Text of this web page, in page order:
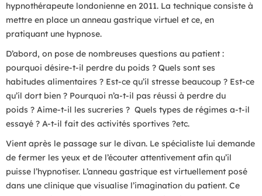
hypnothérapeute londonienne en 2011. La technique consiste à
mettre en place un anneau gastrique virtuel et ce, en
pratiquant une hypnose.
D’abord, on pose de nombreuses questions au patient :
pourquoi désire-t-il perdre du poids ? Quels sont ses
habitudes alimentaires ? Est-ce qu’il stresse beaucoup ? Est-ce
qu’il dort bien ? Pourquoi n’a-t-il pas réussi à perdre du
poids ? Aime-t-il les sucreries ? Quels types de régimes a-t-il
essayé ? A-t-il fait des activités sportives ?etc.
Vient après le passage sur le divan. Le spécialiste lui demande
de fermer les yeux et de l’écouter attentivement afin qu’il
puisse l’hypnotiser. L’anneau gastrique est virtuellement posé
dans une clinique que visualise l’imagination du patient. Ce